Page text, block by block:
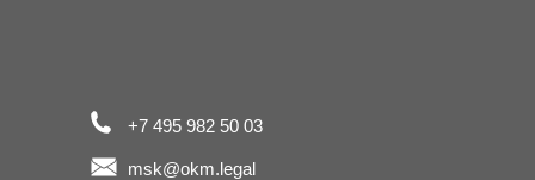
+7 495 982 50 03
msk@okm.legal